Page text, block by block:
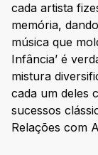
cada artista
memória,
música que
Infância’ é
mistura
cada um deles
sucessos
Relações com